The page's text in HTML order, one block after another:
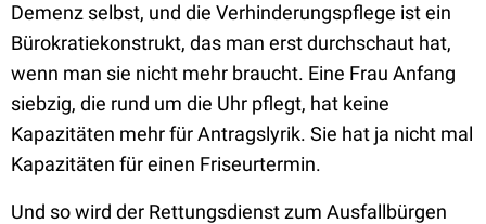
Demenz selbst, und die Verhinderungspflege ist ein
Bürokratiekonstrukt, das man erst durchschaut hat,
wenn man sie nicht mehr braucht. Eine Frau Anfang
siebzig, die rund um die Uhr pflegt, hat keine
Kapazitäten mehr für Antragslyrik. Sie hat ja nicht mal
Kapazitäten für einen Friseurtermin.
Und so wird der Rettungsdienst zum Ausfallbürgen